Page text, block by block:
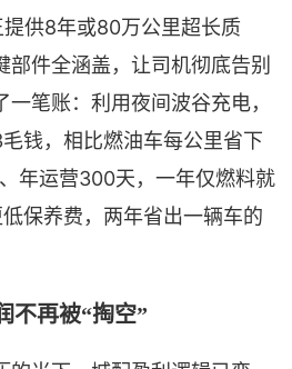
提供8年或80万公里超长质
部件全涵盖，让司机彻底告别
一笔账：利用夜间波谷充电，
钱，相比燃油车每公里省下
年运营300天，一年仅燃料就
保养费，两年省出一辆车的
不再被“掏空”